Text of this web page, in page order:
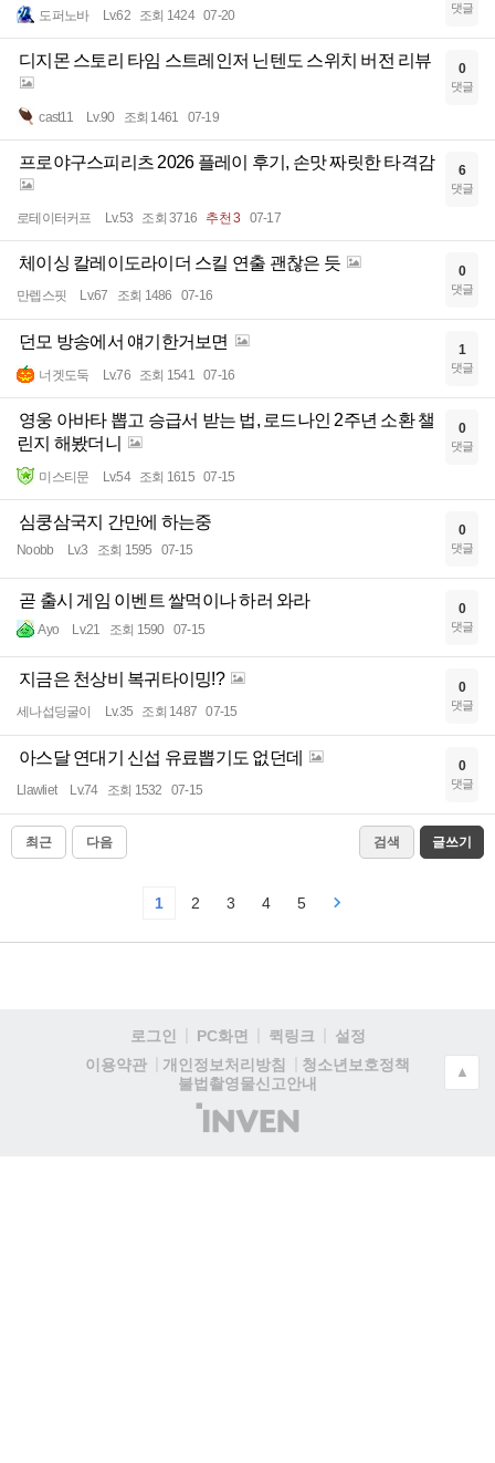
도퍼노바 Lv.62 조회 1424 07-20 댓글
디지몬 스토리 타임 스트레인저 닌텐도 스위치 버전 리뷰
cast11 Lv.90 조회 1461 07-19
0
댓글
프로야구스피리츠 2026 플레이 후기, 손맛 짜릿한 타격감
로테이터커프 Lv.53 조회 3716 추천 3 07-17
6
댓글
체이싱 칼레이도라이더 스킬 연출 괜찮은 듯
만렙스핏 Lv.67 조회 1486 07-16
0
댓글
던모 방송에서 얘기한거보면
너겟도둑 Lv.76 조회 1541 07-16
1
댓글
영웅 아바타 뽑고 승급서 받는 법, 로드나인 2주년 소환 챌
린지 해봤더니
미스티문 Lv.54 조회 1615 07-15
0
댓글
심쿵삼국지 간만에 하는중
Noobb Lv.3 조회 1595 07-15
0
댓글
곧 출시 게임 이벤트 쌀먹이나 하러 와라
Ayo Lv.21 조회 1590 07-15
0
댓글
지금은 천상비 복귀타이밍!?
세나섭딩굴이 Lv.35 조회 1487 07-15
0
댓글
아스달 연대기 신섭 유료뽑기도 없던데
Llawliet Lv.74 조회 1532 07-15
0
댓글
최근 다음 검색 글쓰기
1 2 3 4 5
로그인 PC화면 퀵링크
설정
이용약관
개인정보처리방침
청소년보호정책
불법촬영물신고안내
(주)
인
▲